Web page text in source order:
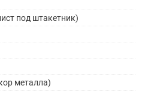
под штакетник)
металла)